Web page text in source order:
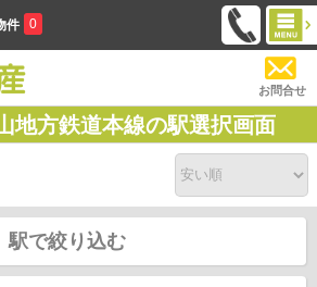
件 0
お問合せ
地方鉄道本線の駅選択画面
駅で絞り込む